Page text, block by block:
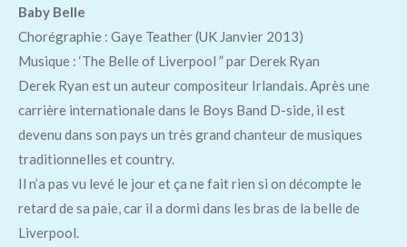
Baby Belle
Chorégraphie : Gaye Teather (UK Janvier 2013)
Musique : ‘The Belle of Liverpool ” par Derek Ryan
Derek Ryan est un auteur compositeur Irlandais. Après une
carrière internationale dans le Boys Band D-side, il est
devenu dans son pays un très grand chanteur de musiques
traditionnelles et country.
Il n’a pas vu levé le jour et ça ne fait rien si on décompte le
retard de sa paie, car il a dormi dans les bras de la belle de
Liverpool.